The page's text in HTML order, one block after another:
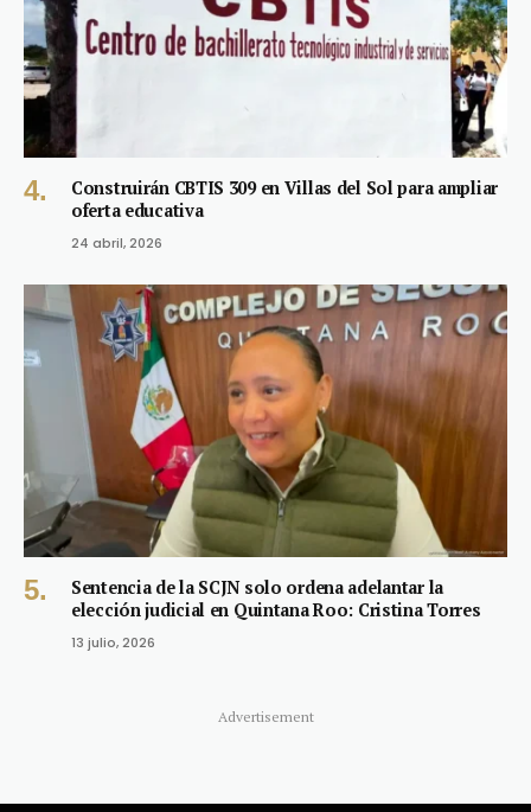
Construirán CBTIS 309 en Villas del Sol para ampliar
oferta educativa
24 abril, 2026
Sentencia de la SCJN solo ordena adelantar la
elección judicial en Quintana Roo: Cristina Torres
13 julio, 2026
Advertisement